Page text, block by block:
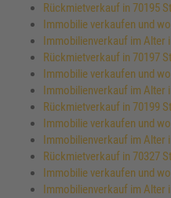
Rückmietverkauf in 70195
Immobilie verkaufen und
Immobilienverkauf im Alter
Rückmietverkauf in 70197
Immobilie verkaufen und
Immobilienverkauf im Alter
Rückmietverkauf in 70199
Immobilie verkaufen und
Immobilienverkauf im Alter
Rückmietverkauf in 70327
Immobilie verkaufen und
Immobilienverkauf im Alter